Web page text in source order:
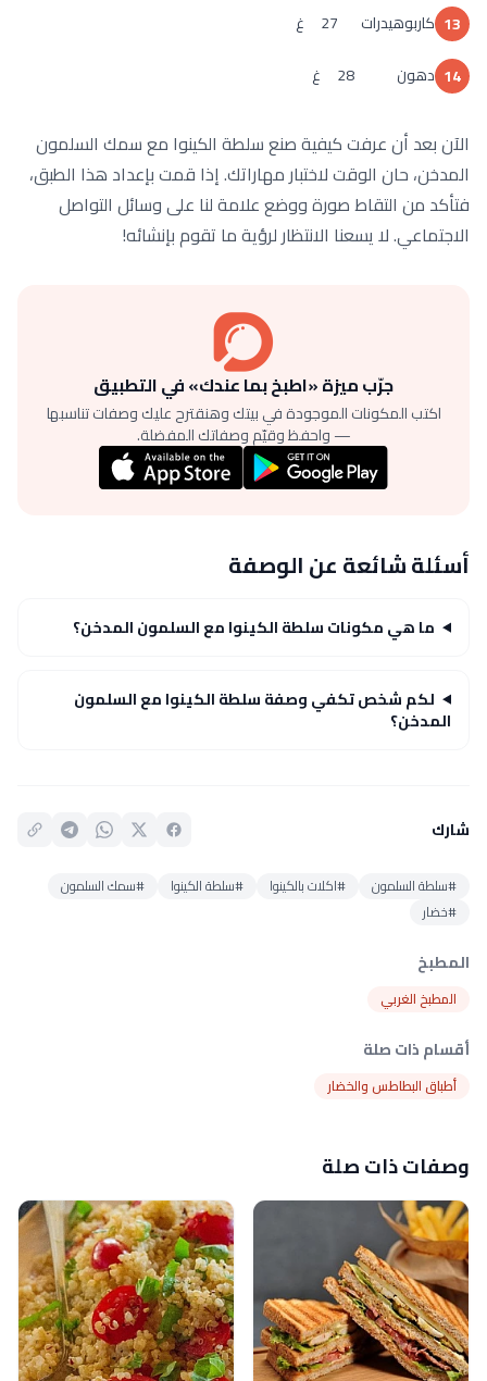
13 كاربوهيدرات 27 غ
14 دهون 28 غ
الآن بعد أن عرفت كيفية صنع سلطة الكينوا مع سمك السلمون
المدخن، حان الوقت لاختبار مهاراتك. إذا قمت بإعداد هذا الطبق،
فتأكد من التقاط صورة ووضع علامة لنا على وسائل التواصل
الاجتماعي. لا يسعنا الانتظار لرؤية ما تقوم بإنشائه!
جرّب ميزة «اطبخ بما عندك» في التطبيق
اكتب المكونات الموجودة في بيتك وهنقترح عليك وصفات تناسبها
— واحفظ وقيّم وصفاتك المفضلة.
أسئلة شائعة عن الوصفة
ما هي مكونات سلطة الكينوا مع السلمون المدخن؟
لكم شخص تكفي وصفة سلطة الكينوا مع السلمون
المدخن؟
شارك
#سلطة السلمون #اكلات بالكينوا #سلطة الكينوا
#سمك السلمون
#خضار
المطبخ
المطبخ الغربي
أقسام ذات صلة
أطباق البطاطس والخضار
وصفات ذات صلة